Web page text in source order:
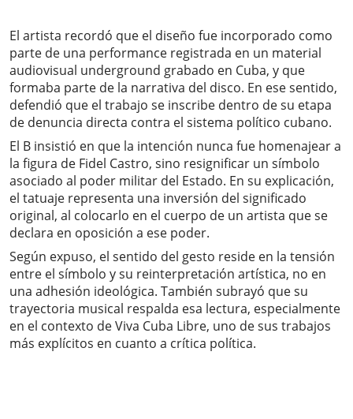
El artista recordó que el diseño fue incorporado como
parte de una performance registrada en un material
audiovisual underground grabado en Cuba, y que
formaba parte de la narrativa del disco. En ese sentido,
defendió que el trabajo se inscribe dentro de su etapa
de denuncia directa contra el sistema político cubano.
El B insistió en que la intención nunca fue homenajear a
la figura de Fidel Castro, sino resignificar un símbolo
asociado al poder militar del Estado. En su explicación,
el tatuaje representa una inversión del significado
original, al colocarlo en el cuerpo de un artista que se
declara en oposición a ese poder.
Según expuso, el sentido del gesto reside en la tensión
entre el símbolo y su reinterpretación artística, no en
una adhesión ideológica. También subrayó que su
trayectoria musical respalda esa lectura, especialmente
en el contexto de Viva Cuba Libre, uno de sus trabajos
más explícitos en cuanto a crítica política.